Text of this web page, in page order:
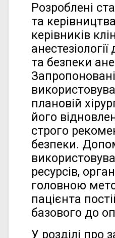
Розроблені
та
керівників
та безпеки
плановій
його
строго
безпеки.
ресурсів,
головною
пацієнта
базового до
У розділі про